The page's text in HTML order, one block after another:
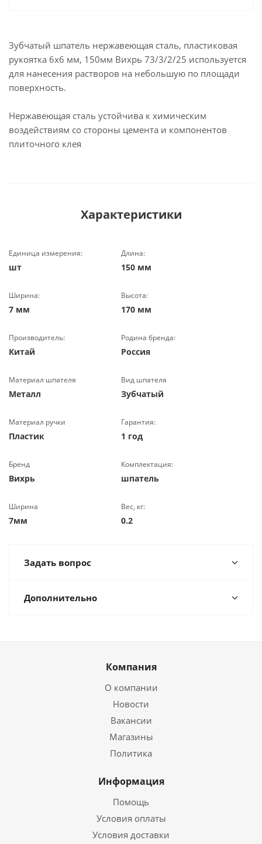
Зубчатый шпатель нержавеющая cталь, пластиковая
рукоятка 6х6 мм, 150мм Вихрь 73/3/2/25 используется
для нанесения растворов на небольшую по площади
поверхность.
Нержавеющая сталь устойчива к химическим
воздействиям со стороны цемента и компонентов
плиточного клея
Характеристики
Единица измерения:
шт
Длина:
150 мм
Ширина:
7 мм
Высота:
170 мм
Производитель:
Китай
Родина бренда:
Россия
Материал шпателя
Металл
Вид шпателя
Зубчатый
Материал ручки
Пластик
Гарантия:
1 год
Бренд
Вихрь
Комплектация:
шпатель
Ширина
7мм
Вес, кг:
0.2
Задать вопрос
Дополнительно
Компания
О компании
Новости
Вакансии
Магазины
Политика
Информация
Помощь
Условия оплаты
Условия доставки